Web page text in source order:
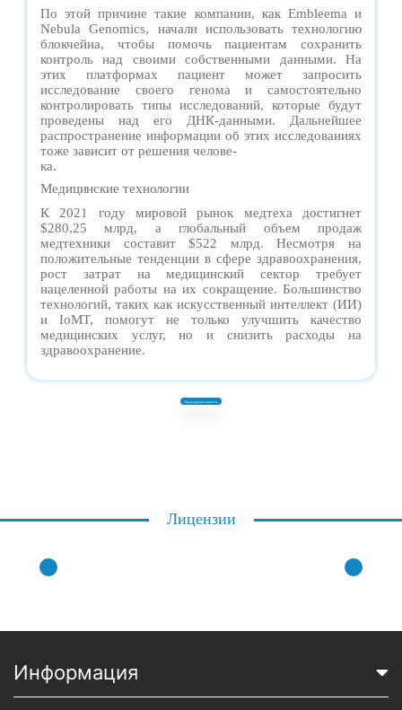
По этой причине такие компании, как Embleema и
Nebula Genomics, начали использовать технологию
блокчейна, чтобы помочь пациентам сохранить
контроль над своими собственными данными. На
этих платформах пациент может запросить
исследование своего генома и самостоятельно
контролировать типы исследований, которые будут
проведены над его ДНК-данными. Дальнейшее
распространение информации об этих исследованиях
тоже зависит от решения челове-
ка.
Медицинские технологии
К 2021 году мировой рынок медтеха достигнет
$280,25 млрд, а глобальный объем продаж
медтехники составит $522 млрд. Несмотря на
положительные тенденции в сфере здравоохранения,
рост затрат на медицинский сектор требует
нацеленной работы на их сокращение. Большинство
технологий, таких как искусственный интеллект (ИИ)
и IoMT, помогут не только улучшить качество
медицинских услуг, но и снизить расходы на
здравоохранение.
Предыдущая новость
Лицензии
Информация